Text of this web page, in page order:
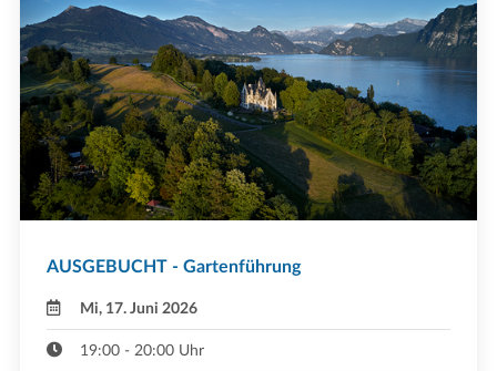
AUSGEBUCHT - Gartenführung
Mi, 17. Juni 2026
19:00 - 20:00 Uhr